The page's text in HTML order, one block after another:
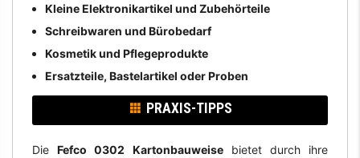
Kleine Elektronikartikel und Zubehörteile
Schreibwaren und Bürobedarf
Kosmetik und Pflegeprodukte
Ersatzteile, Bastelartikel oder Proben
PRAXIS-TIPPS
DieFefco 0302 Kartonbauweisebietet durch ihre